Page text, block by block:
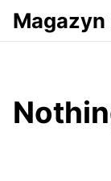
Przejdź do